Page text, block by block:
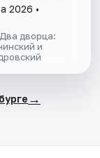
2026 •
дворца:
и
→